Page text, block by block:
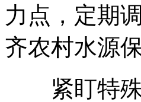
力点，定期
齐农村水源
紧盯特殊